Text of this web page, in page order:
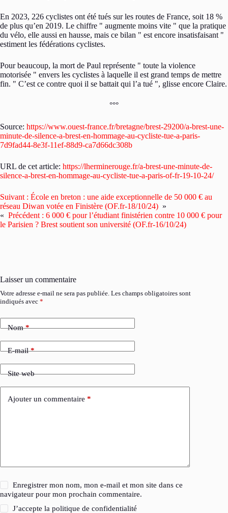
En 2023, 226 cyclistes ont été tués sur les routes de France, soit 18 %
de plus qu’en 2019. Le chiffre
augmente moins vite
que la pratique
du vélo, elle aussi en hausse, mais ce bilan
est encore insatisfaisant
estiment les fédérations cyclistes.
Pour beaucoup, la mort de Paul représente
toute la violence
motorisée
envers les cyclistes à laquelle il est grand temps de mettre
fin.
C’est ce contre quoi il se battait qui l’a tué , glisse encore Claire.
°°°
Source: https://www.ouest-france.fr/bretagne/brest-29200/a-brest-une-
minute-de-silence-a-brest-en-hommage-au-cycliste-tue-a-paris-
7d9fad44-8e3f-11ef-88d9-ca7d66dc308b
URL de cet article: https://lherminerouge.fr/a-brest-une-minute-de-
silence-a-brest-en-hommage-au-cycliste-tue-a-paris-of-fr-19-10-24/
Suivant : École en breton : une aide exceptionnelle de 50 000 € au
réseau Diwan votée en Finistère (OF.fr-18/10/24) »
« Précédent : 6 000 € pour l’étudiant finistérien contre 10 000 € pour
le Parisien ? Brest soutient son université (OF.fr-16/10/24)
Laisser un commentaire
Votre adresse e-mail ne sera pas publiée. Les champs obligatoires sont
indiqués avec *
Nom*
E-mail*
Site web
Ajouter un commentaire *
Enregistrer mon nom, mon e-mail et mon site dans ce
navigateur pour mon prochain commentaire.
J’accepte lapolitique de confidentialité